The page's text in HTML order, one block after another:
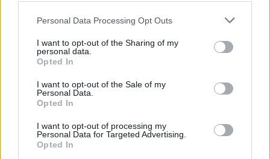
Personal Data Processing Opt Outs
I want to opt-out of the Sharing of my
personal data.
Opted In
I want to opt-out of the Sale of my
Personal Data.
Opted In
I want to opt-out of processing my
Personal Data for Targeted Advertising.
Opted In
Entidades do Alentejo recebem 738,8 mil euros para projetos
em áreas protegidas